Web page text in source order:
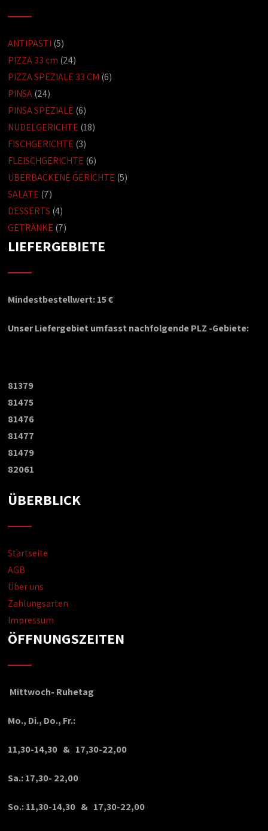
ANTIPASTI (5)
PIZZA 33 cm (24)
PIZZA SPEZIALE 33 CM (6)
PINSA(24)
PINSA SPEZIALE (6)
NUDELGERICHTE (18)
FISCHGERICHTE (3)
FLEISCHGERICHTE (6)
ÜBERBACKENE GERICHTE (5)
SALATE (7)
DESSERTS (4)
GETRÄNKE (7)
LIEFERGEBIETE
Mindestbestellwert: 15 €
Unser Liefergebiet umfasst nachfolgende PLZ -Gebiete:
81379
81475
81476
81477
81479
82061
ÜBERBLICK
Startseite
AGB
Über uns
Zahlungsarten
Impressum
ÖFFNUNGSZEITEN
Mittwoch- Ruhetag
Mo., Di., Do., Fr.:
11,30-14,30 & 17,30-22,00
Sa.: 17,30- 22,00
So.: 11,30-14,30 & 17,30-22,00